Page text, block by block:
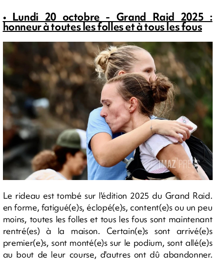
• Lundi 20 octobre - Grand Raid 2025 :
honneur à toutes les folles et à tous les fous
Le rideau est tombé sur l'édition 2025 du Grand Raid.
en forme, fatigué(e)s, éclopé(e)s, content(e)s ou un peu
moins, toutes les folles et tous les fous sont maintenant
rentré(es) à la maison. Certain(e)s sont arrivé(e)s
premier(e)s, sont monté(e)s sur le podium, sont allé(e)s
au bout de leur course, d'autres ont dû abandonner.